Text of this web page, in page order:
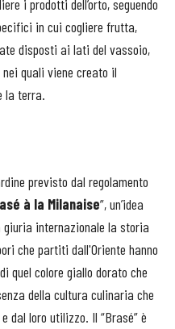
i prodotti dell’orto, seguendo
in cui cogliere frutta,
disposti ai lati del vassoio,
quali viene creato il
la terra.
previsto dal regolamento
à la Milanaise”, un’idea
internazionale la storia
che partiti dall'Oriente hanno
quel colore giallo dorato che
della cultura culinaria che
dal loro utilizzo. Il “Brasé” è